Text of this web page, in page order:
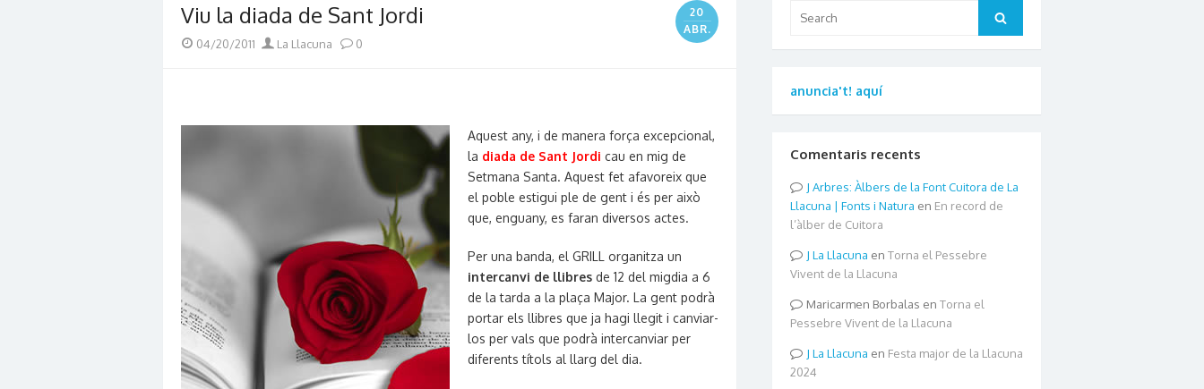
Viu la diada de Sant Jordi
20
ABR.
Posted
04/20/2011 AuthorLa Llacuna 0
Aquest any, i de manera força excepcional,
la diada de Sant Jordi cau en mig de
Setmana Santa. Aquest fet afavoreix que
el poble estigui ple de gent i és per això
que, enguany, es faran diversos actes.
Per una banda, el GRILL organitza un
intercanvi de llibres de 12 del migdia a 6
de la tarda a la plaça Major. La gent podrà
portar els llibres que ja hagi llegit i canviar-
los per vals que podrà intercanviar per
diferents títols al llarg del dia.
for:
Search
anuncia't! aquí
Comentaris recents
Arbres: Àlbers de la Font Cuitora de La
Llacuna | Fonts i Natura en En record de
l’àlber de Cuitora
La Llacuna en Torna el Pessebre
Vivent de la Llacuna
Maricarmen Borbalas en Torna el
Pessebre Vivent de la Llacuna
La Llacuna en Festa major de la Llacuna
2024